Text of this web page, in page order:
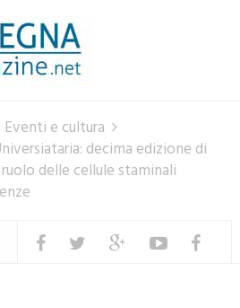
Eventi e cultura
decima edizione di
ruolo delle cellule staminali